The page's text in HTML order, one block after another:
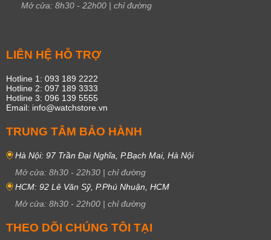
Mở cửa: 8h30 - 22h00 | chỉ đường
LIÊN HỆ HỖ TRỢ
Hotline 1: 093 189 2222
Hotline 2: 097 189 3333
Hotline 3: 096 139 5555
Email: info@watchstore.vn
TRUNG TÂM BẢO HÀNH
Hà Nội: 97 Trần Đại Nghĩa, P.Bạch Mai, Hà Nội
Mở cửa: 8h30 - 22h30 | chỉ đường
HCM: 92 Lê Văn Sỹ, P.Phú Nhuận, HCM
Mở cửa: 8h30 - 22h00 | chỉ đường
THEO DÕI CHÚNG TÔI TẠI